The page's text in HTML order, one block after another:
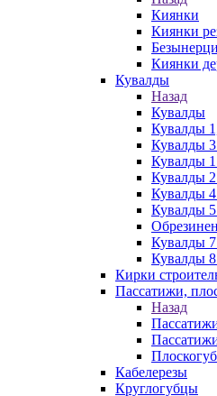
Киянки
Киянки
Киянки
Кувалды
Назад
Кувалды
Кувалды
Кувалды
Кувалды
Кувалды
Кувалды
Кувалды
Кувалды
Кувалды
Кирки
Пассатижи,
Назад
Кабелерезы
Круглогубцы